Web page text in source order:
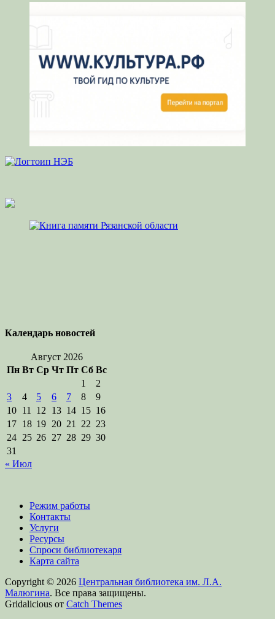
Календарь новостей
Август 2026
Пн Вт Ср Чт Пт Сб Вс
1
2
3
4 5 6 7 8
9
10 11 12 13 14 15 16
17 18 19 20 21 22 23
24 25 26 27 28 29 30
31
« Июл
Режим работы
Контакты
Услуги
Ресурсы
Спроси библиотекаря
Карта сайта
Copyright © 2026 Центральная библиотека им. Л.А.
Малюгина. Все права защищены.
Gridalicious от Catch Themes